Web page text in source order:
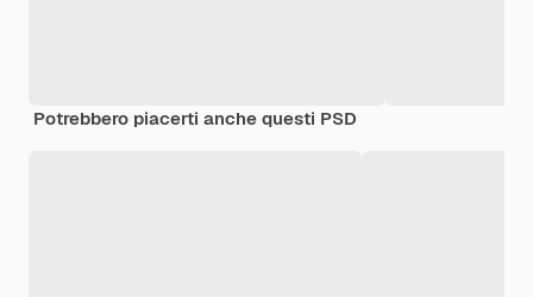
Potrebbero piacerti anche questi PSD